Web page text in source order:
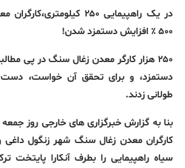
در یک راهپیمایی ۲۵۰
۵۰۰٪ افزایش دستمزد شدن!
دستمزد، و برای تحقق آن خواست، دست
طولانی زدند.
کارگران معدن زغال سنگ شهر زنگول داغی
سیاه راهپیمایی را بطرف آنکارا پایتخت